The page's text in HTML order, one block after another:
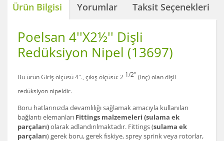
Ürün Bilgisi Yorumlar Taksit Seçenekleri
Poelsan 4''X2½'' Dişli
Redüksiyon Nipel (13697)
Bu ürün Giriş ölçüsü 4"., çıkış ölçüsü: 2 1/2" (inç) olandişli
redüksiyon nipeldir.
Boru hatlarınızda devamlılığı sağlamak amacıyla kullanılan
bağlantı elemanları Fittings malzemeleri (sulama ek
parçaları)olarak adlandırılmaktadır. Fittings (sulama ek
parçaları) gerek boru, gerek fıskiye, sprey sprink veya rotorlar,